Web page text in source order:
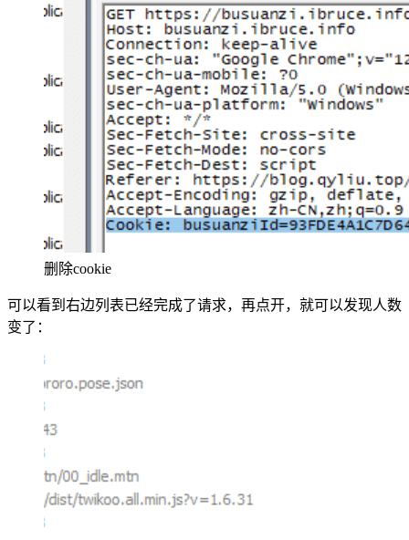
删除cookie
可以看到右边列表已经完成了请求，再点开，就可以发现人数
变了：